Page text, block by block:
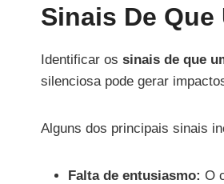
Sinais De
Identificar os sinais de que
silenciosa pode gerar
Alguns dos principais sinais
Falta de entusiasmo: O